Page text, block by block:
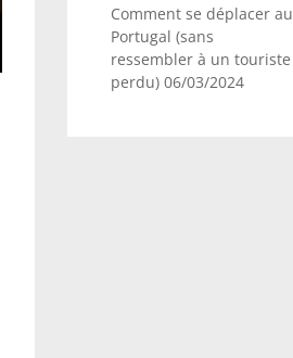
Comment se déplacer au
Portugal (sans
ressembler à un touriste
perdu) 06/03/2024